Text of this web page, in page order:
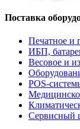
Поставка
Печатное и
ИБП,
Весовое и
POS-
Сервисный